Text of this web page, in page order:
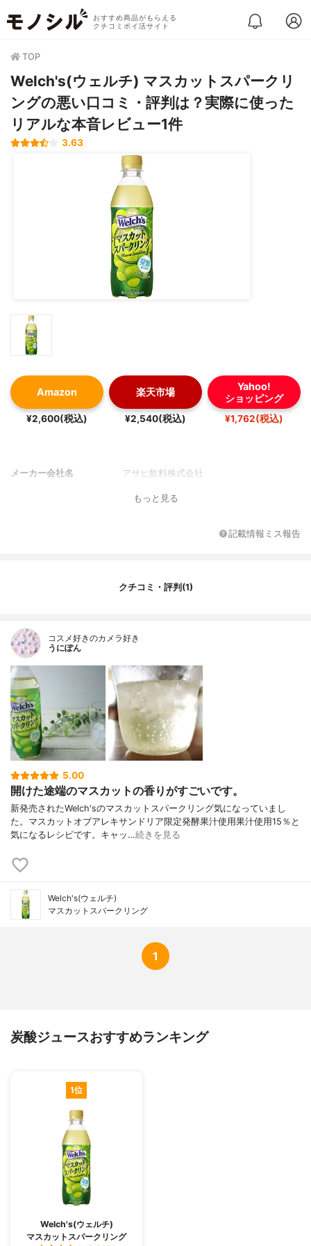
おすすめ商品がもらえる
クチコミポイ活サイト
TOP
Welch's(ウェルチ) マスカットスパークリ
ングの悪い口コミ・評判は？実際に使った
リアルな本音レビュー1件
3.63
Amazon
¥2,600(税込)
楽天市場
¥2,540(税込)
Yahoo!
ショッピング
¥1,762(税込)
メーカー会社名 アサヒ飲料株式会社
もっと見る
記載情報ミス報告
クチコミ・評判(1)
コスメ好きのカメラ好き
うにぽん
5.00
開けた途端のマスカットの香りがすごいです。
新発売されたWelch'sのマスカットスパークリング気になっていまし
た。マスカットオブアレキサンドリア限定発酵果汁使用果汁使用15％と
気になるレシピです。キャッ…続きを見る
Welch's(ウェルチ)
マスカットスパークリング
1
炭酸ジュースおすすめランキング
1位
Welch's(ウェルチ)
マスカットスパークリング